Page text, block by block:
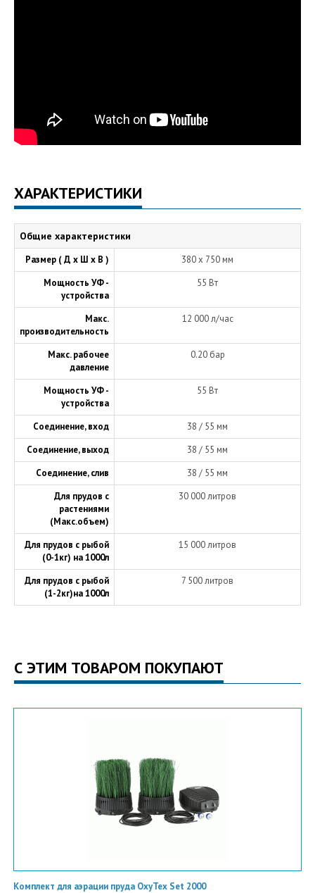
ХАРАКТЕРИСТИКИ
Общие характеристики
Размер ( Д х Ш х В )
380 х 750 мм
Мощность УФ -
устройства
55 Вт
Макс.
производительность
12 000 л/час
Макс. рабочее
давление
0.20 бар
Мощность УФ -
устройства
55 Вт
Соединение, вход
38 / 55 мм
Соединение, выход
38 / 55 мм
Соединение, слив
38 / 55 мм
Для прудов с
растениями
(Макс.объем)
30 000 литров
Для прудов с рыбой
(0-1кг) на 1000л
15 000 литров
Для прудов с рыбой
(1-2кг)на 1000л
7 500 литров
С ЭТИМ ТОВАРОМ ПОКУПАЮТ
Комплект для аэрации пруда ОxyTex Set 2000